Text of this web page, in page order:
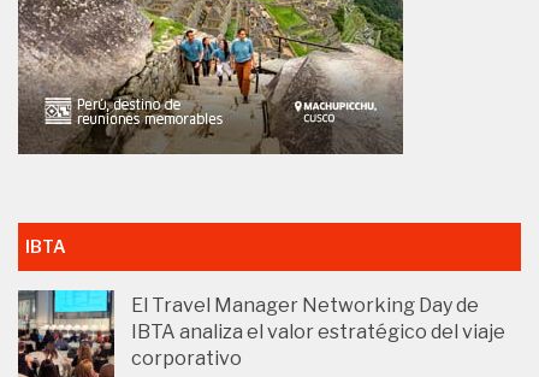
IBTA
El Travel Manager Networking Day de
IBTA analiza el valor estratégico del viaje
corporativo